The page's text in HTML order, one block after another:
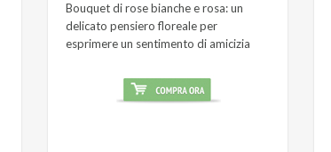
Bouquet di rose bianche e rosa: un
delicato pensiero floreale per
esprimere un sentimento di amicizia